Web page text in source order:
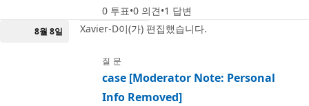
0 투표 0 의견 1 답변
8월 8일 Xavier-D이(가) 편집했습니다.
질문
case [Moderator Note: Personal
Info Removed]